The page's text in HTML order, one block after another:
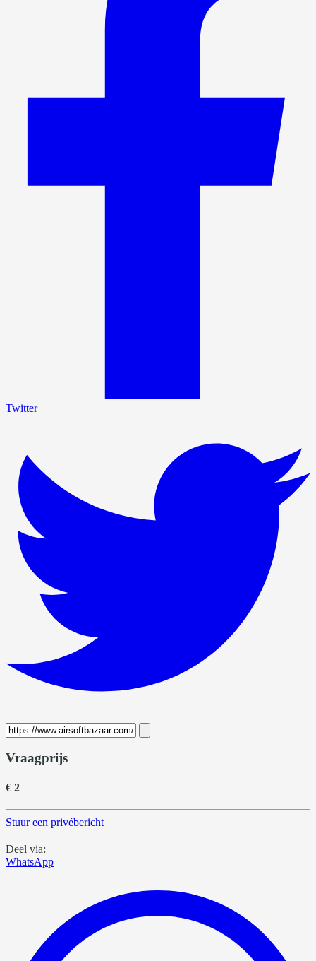
Twitter
Vraagprijs
€ 2
Stuur een privébericht
Deel via:
WhatsApp